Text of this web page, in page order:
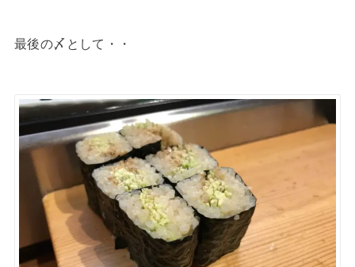
最後の〆として・・